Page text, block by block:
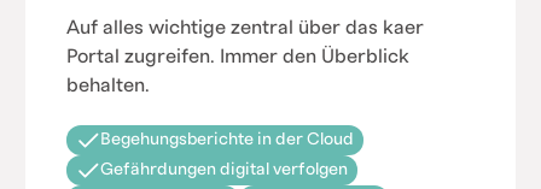
Auf alles wichtige zentral über das kaer
Portal zugreifen. Immer den Überblick
behalten.
Begehungsberichte in der Cloud
Gefährdungen digital verfolgen